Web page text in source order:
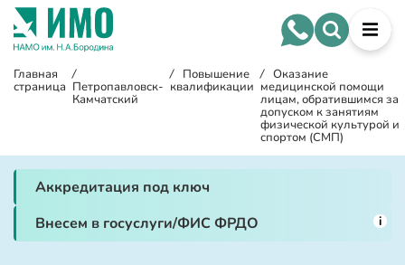
Главная
страница
/
Петропавловск-
Камчатский
/ Повышение
квалификации
/ Оказание
медицинской помощи
лицам, обратившимся за
допуском к занятиям
физической культурой и
спортом (СМП)
Аккредитация под ключ
Внесем в госуслуги/ФИС ФРДО
i